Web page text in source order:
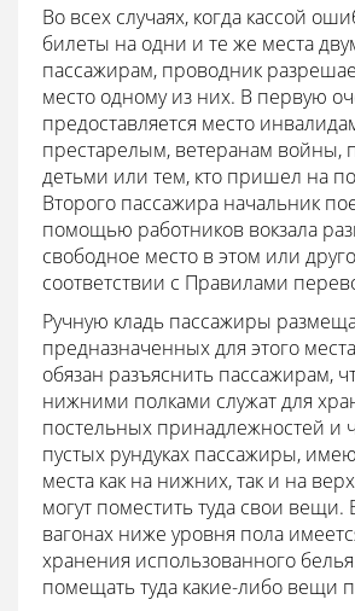
Во всех случаях, когда кассой
билеты на одни и те же места
пассажирам, проводник
место одному из них. В первую
предоставляется место
престарелым, ветеранам войны,
детьми или тем, кто пришел на
Второго пассажира начальник
помощью работников вокзала
свободное место в этом или
соответствии с Правилами
Ручную кладь пассажиры
предназначенных для этого
обязан разъяснить пассажирам,
нижними полками служат для
постельных принадлежностей и
пустых рундуках пассажиры,
места как на нижних, так и на
могут поместить туда свои вещи.
вагонах ниже уровня пола
хранения использованного
помещать туда какие-либо вещи